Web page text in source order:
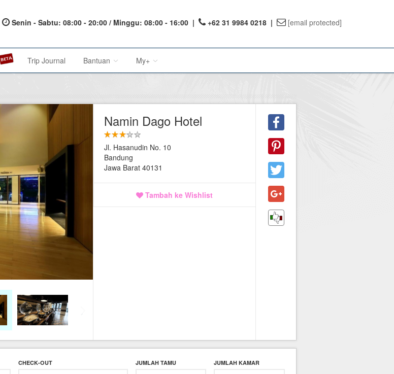
Senin - Sabtu: 08:00 - 20:00 / Minggu: 08:00 - 16:00 | +62 31 9984 0218 | [email protected]
Trip Journal Bantuan
About Us
Metode Pembayaran
Terms of Service
Privacy Policy
Karir@1001malam
Contact Us
My+
My Account
My Reservations
Affiliate Reward
Namin Dago Hotel
Jl. Hasanudin No. 10
Bandung
Jawa Barat 40131
Tambah ke Wishlist
CHECK-OUT JUMLAH TAMU JUMLAH KAMAR